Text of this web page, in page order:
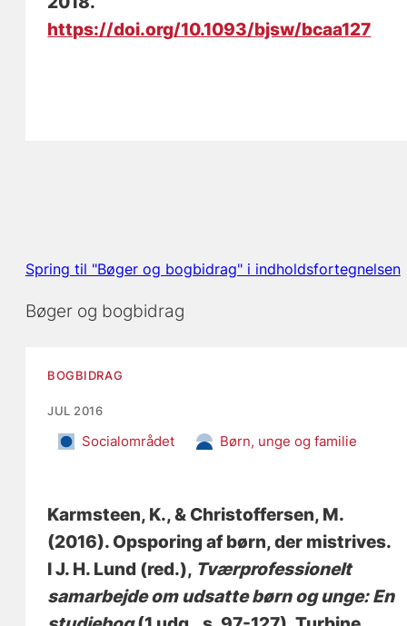
https://doi.org/10.1093/bjsw/bcaa127
Spring til "Bøger og bogbidrag" i indholdsfortegnelsen
Bøger og bogbidrag
BOGBIDRAG
JUL 2016
Socialområdet Børn, unge og familie
Karmsteen, K., & Christoffersen, M.
(2016). Opsporing af børn, der mistrives.
I J. H. Lund (red.), Tværprofessionelt
samarbejde om udsatte børn og unge: En